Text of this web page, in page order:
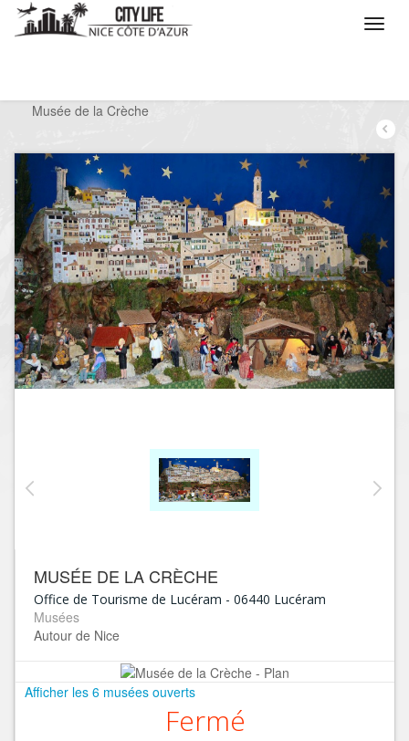
Musée de la Crèche
MUSÉE DE LA CRÈCHE
Office de Tourisme de Lucéram - 06440 Lucéram
Musées
Autour de Nice
Afficher les 6 musées ouverts
Fermé